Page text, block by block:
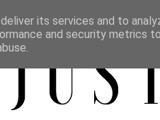
its services and to
and security metrics